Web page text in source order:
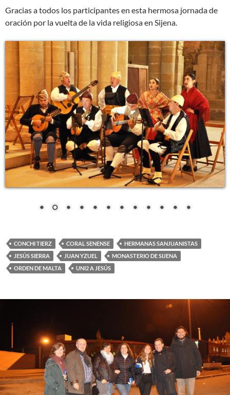
Gracias a todos los participantes en esta hermosa jornada de
oración por la vuelta de la vida religiosa en Sijena.
CONCHI TIERZ CORAL SENENSE
HERMANAS SANJUANISTAS
JESÚS SIERRA
JUAN YZUEL
MONASTERIO DE SIJENA
ORDEN DE MALTA
UNI2 A JESÚS